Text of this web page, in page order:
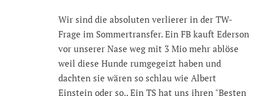
Wir sind die absoluten verlierer in der TW-
Frage im Sommertransfer. Ein FB kauft Ederson
vor unserer Nase weg mit 3 Mio mehr ablöse
weil diese Hunde rumgegeizt haben und
dachten sie wären so schlau wie Albert
Einstein oder so.. Ein TS hat uns ihren "Besten